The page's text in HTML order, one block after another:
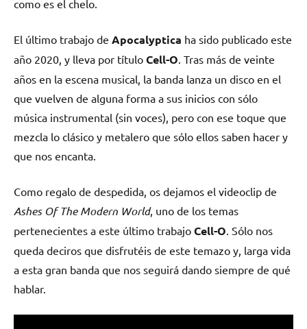
como es el chelo.
El último trabajo de Apocalyptica ha sido publicado este
año 2020, y lleva por título Cell-O. Tras más de veinte
años en la escena musical, la banda lanza un disco en el
que vuelven de alguna forma a sus inicios con sólo
música instrumental (sin voces), pero con ese toque que
mezcla lo clásico y metalero que sólo ellos saben hacer y
que nos encanta.
Como regalo de despedida, os dejamos el videoclip de
Ashes Of The Modern World, uno de los temas
pertenecientes a este último trabajo Cell-O. Sólo nos
queda deciros que disfrutéis de este temazo y, larga vida
a esta gran banda que nos seguirá dando siempre de qué
hablar.